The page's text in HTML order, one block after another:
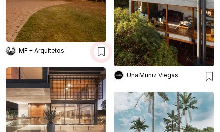
MF + Arquitetos
Una Muniz Viegas